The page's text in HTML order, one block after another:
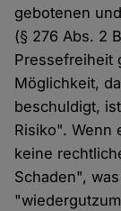
gebotenen
(§ 276 Abs. 2
Pressefreiheit
Möglichkeit,
beschuldigt,
Risiko". Wenn
keine
Schaden",